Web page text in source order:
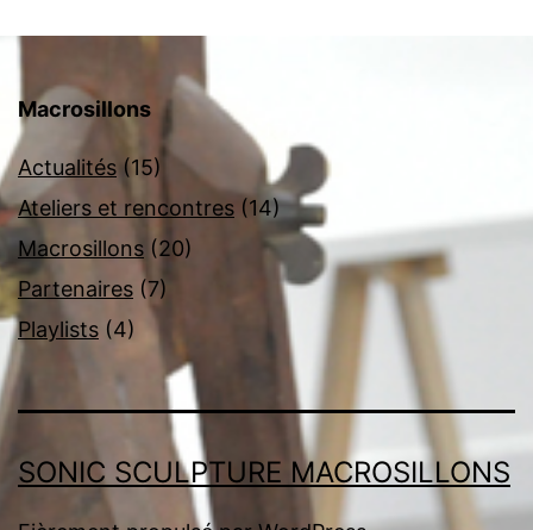
Macrosillons
Actualités (15)
Ateliers et rencontres (14)
Macrosillons (20)
Partenaires (7)
Playlists (4)
SONIC SCULPTURE MACROSILLONS